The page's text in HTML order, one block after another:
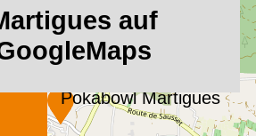
Pokabowl Martigues
auf